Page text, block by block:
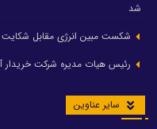
شد
شکست مبین انرژی مقابل
رئیس هیات مدیره شرکت خریدار
سایر عناوین